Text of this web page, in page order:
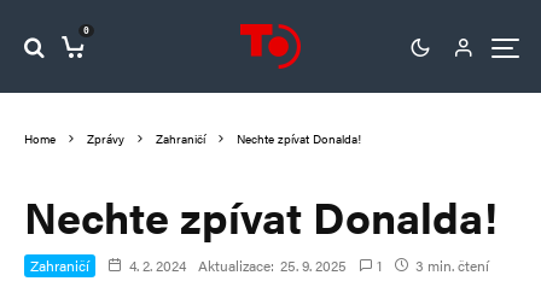
0
Home Zprávy Zahraničí Nechte zpívat Donalda!
Nechte zpívat Donalda!
Zahraničí 4. 2. 2024 Aktualizace: 25. 9. 2025 1 3 min. čtení